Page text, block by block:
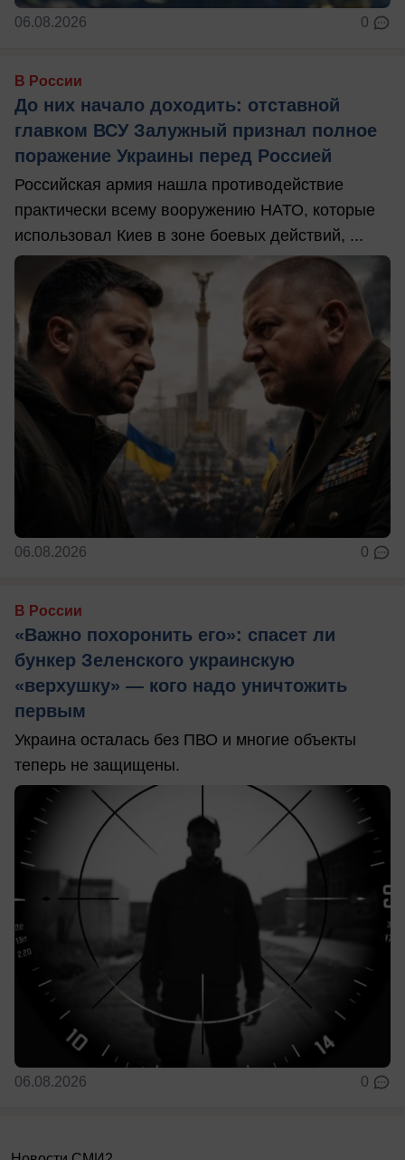
06.08.2026 0
В России
До них начало доходить: отставной
главком ВСУ Залужный признал полное
поражение Украины перед Россией
Российская армия нашла противодействие
практически всему вооружению НАТО, которые
использовал Киев в зоне боевых действий, ...
06.08.2026 0
В России
«Важно похоронить его»: спасет ли
бункер Зеленского украинскую
«верхушку» — кого надо уничтожить
первым
Украина осталась без ПВО и многие объекты
теперь не защищены.
06.08.2026 0